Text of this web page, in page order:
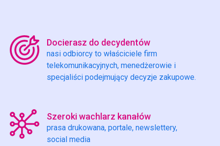
Docierasz do decydentów
nasi odbiorcy to właściciele firm
telekomunikacyjnych, menedżerowie i
specjaliści podejmujący decyzje zakupowe.
Szeroki wachlarz kanałów
prasa drukowana, portale, newslettery,
social media